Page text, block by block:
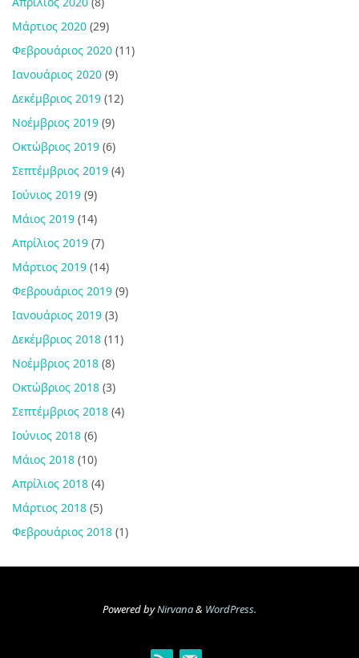
Μάρτιος 2020 (29)
Φεβρουάριος 2020 (11)
Ιανουάριος 2020 (9)
Δεκέμβριος 2019 (12)
Νοέμβριος 2019 (9)
Οκτώβριος 2019 (6)
Σεπτέμβριος 2019 (4)
Ιούνιος 2019 (9)
Μάιος 2019 (14)
Απρίλιος 2019 (7)
Μάρτιος 2019 (14)
Φεβρουάριος 2019 (9)
Ιανουάριος 2019 (3)
Δεκέμβριος 2018 (11)
Νοέμβριος 2018 (8)
Οκτώβριος 2018 (3)
Σεπτέμβριος 2018 (4)
Ιούνιος 2018 (6)
Μάιος 2018 (10)
Απρίλιος 2018 (4)
Μάρτιος 2018 (5)
Φεβρουάριος 2018 (1)
Powered byNirvana& WordPress.